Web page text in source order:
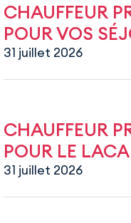
CHAUFFEUR
POUR VOS
31 juillet 2026
CHAUFFEUR
POUR LE
31 juillet 2026